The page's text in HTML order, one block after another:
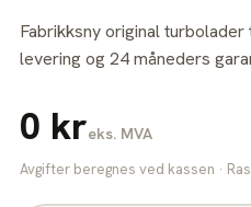
Fabrikksny original
levering og 24 måneders
0 kreks. MVA
Avgifter beregnes ved kassen ·